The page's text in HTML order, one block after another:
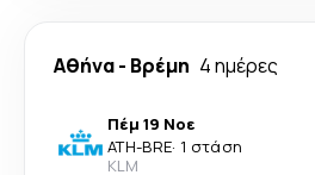
Αθήνα- Βρέμη 4 ημέρες
Πέμ 19 Νοε
ATH-BRE· 1 στάση
KLM